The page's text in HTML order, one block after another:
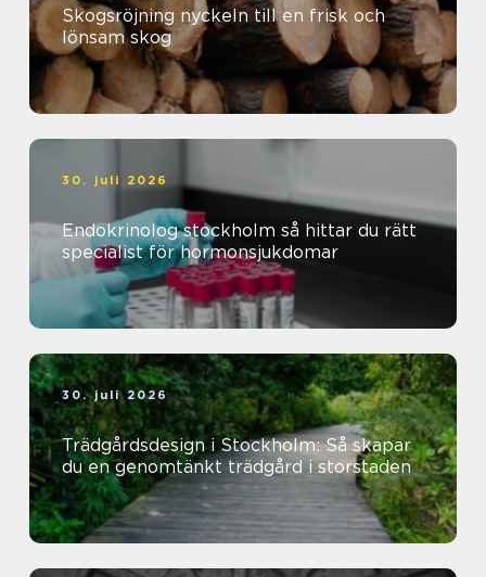
Skogsröjning nyckeln till en frisk och
lönsam skog
30. juli 2026
Endokrinolog stockholm så hittar du rätt
specialist för hormonsjukdomar
30. juli 2026
Trädgårdsdesign i Stockholm: Så skapar
du en genomtänkt trädgård i storstaden